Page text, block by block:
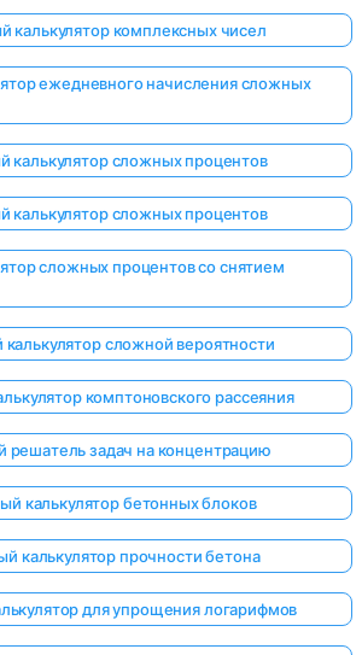
калькулятор комплексных чисел
ежедневного начисления сложных
калькулятор сложных процентов
калькулятор сложных процентов
сложных процентов со снятием
сложной вероятности
комптоновского рассеяния
решатель задач на концентрацию
калькулятор бетонных блоков
калькулятор прочности бетона
для упрощения логарифмов